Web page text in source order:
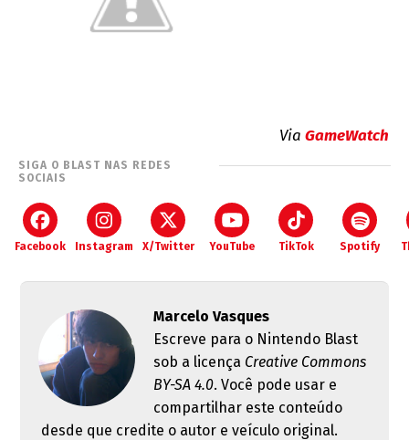
Via GameWatch
SIGA O BLAST NAS REDES
SOCIAIS
Facebook Instagram X/Twitter YouTube TikTok Spotify
Marcelo Vasques
Escreve para o Nintendo Blast
sob a licença Creative Commons
BY-SA 4.0. Você pode usar e
compartilhar este conteúdo
desde que credite o autor e veículo original.